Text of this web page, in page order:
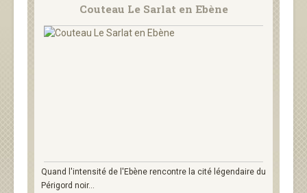
Couteau Le Sarlat en Ebène
Quand l'intensité de l'Ebène rencontre la cité légendaire du
Périgord noir...